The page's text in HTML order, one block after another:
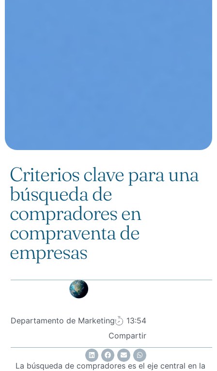
Criterios clave para una
búsqueda de
compradores en
compraventa de
empresas
Departamento de Marketing
13:54
Compartir
La búsqueda de compradores es el eje central en la